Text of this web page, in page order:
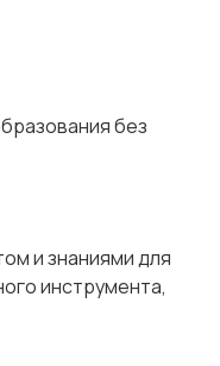
без
и знаниями для
инструмента,